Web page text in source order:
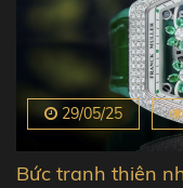
29/05/25
Bức tranh thiên